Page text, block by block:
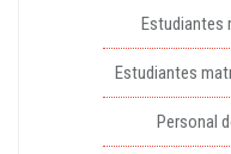
Estudiantes
Estudiantes
Personal